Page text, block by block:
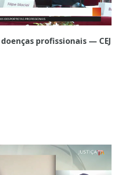
profissionais — CEJ